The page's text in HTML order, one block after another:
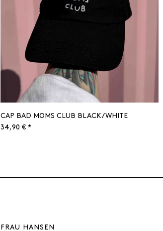
CAP BAD MOMS CLUB BLACK/WHITE
34,90 € *
FRAU HANSEN